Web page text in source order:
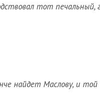
тот печальный,
найдет Маслову, и